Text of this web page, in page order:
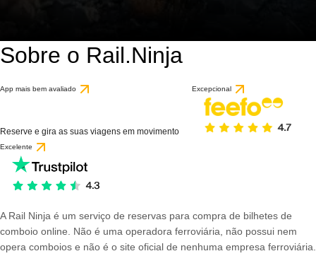
Sobre o Rail.Ninja
App mais bem avaliado
Reserve e gira as suas viagens em movimento
Excepcional
Excelente
A Rail Ninja é um serviço de reservas para compra de bilhetes de
comboio online. Não é uma operadora ferroviária, não possui nem
opera comboios e não é o site oficial de nenhuma empresa ferroviária.